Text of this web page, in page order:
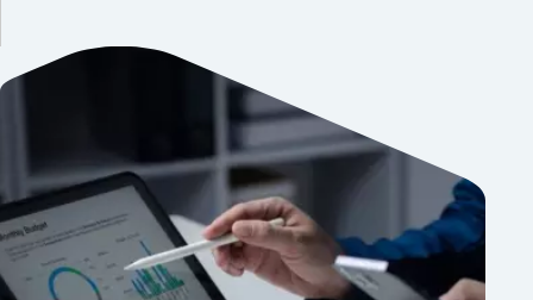
Predchádzajúci